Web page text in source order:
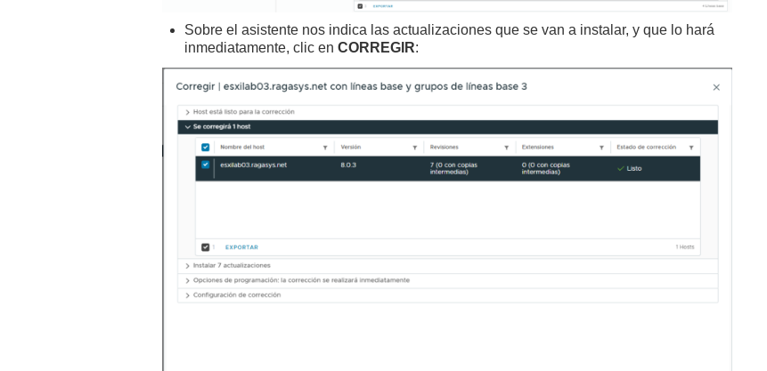
Sobre el asistente nos indica las actualizaciones que se van a instalar, y que lo hará
inmediatamente, clic en CORREGIR: